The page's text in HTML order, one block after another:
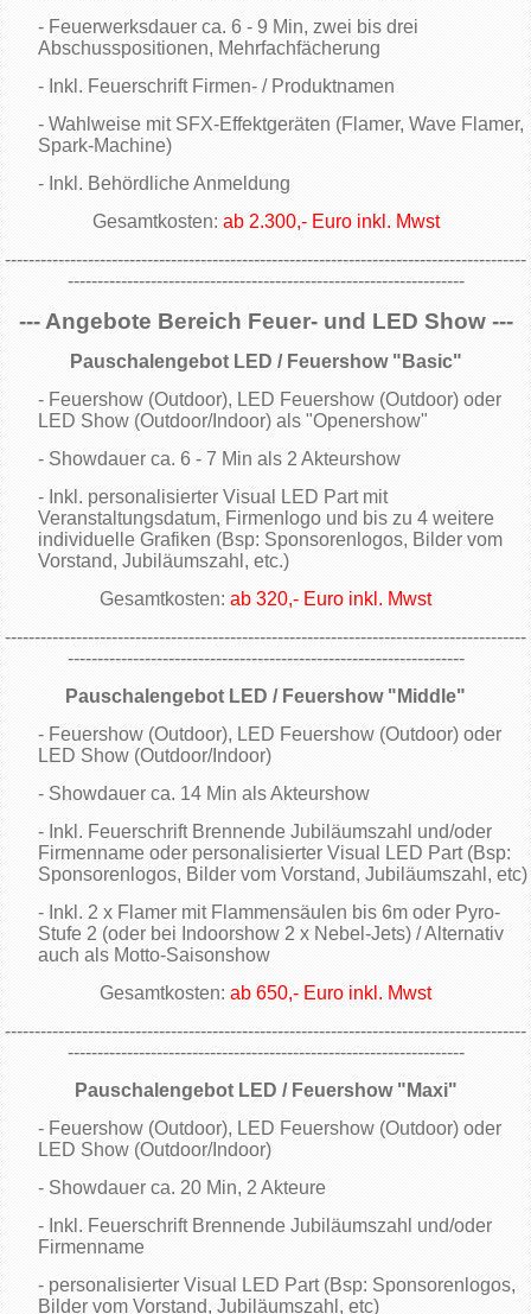
- Feuerwerksdauer ca. 6 - 9 Min, zwei bis drei
Abschusspositionen, Mehrfachfächerung
- Inkl. Feuerschrift Firmen- / Produktnamen
- Wahlweise mit SFX-Effektgeräten (Flamer, Wave Flamer,
Spark-Machine)
- Inkl. Behördliche Anmeldung
Gesamtkosten: ab 2.300,- Euro inkl. Mwst
----------------------------------------------------------------------------------------
-------------------------------------------------------------------
--- Angebote Bereich Feuer- und LED Show ---
Pauschalengebot LED / Feuershow "Basic"
- Feuershow (Outdoor), LED Feuershow (Outdoor) oder
LED Show (Outdoor/Indoor) als "Openershow"
- Showdauer ca. 6 - 7 Min als 2 Akteurshow
- Inkl. personalisierter Visual LED Part mit
Veranstaltungsdatum, Firmenlogo und bis zu 4 weitere
individuelle Grafiken (Bsp: Sponsorenlogos, Bilder vom
Vorstand, Jubiläumszahl, etc.)
Gesamtkosten: ab 320,- Euro inkl. Mwst
----------------------------------------------------------------------------------------
-------------------------------------------------------------------
Pauschalengebot LED / Feuershow "Middle"
- Feuershow (Outdoor), LED Feuershow (Outdoor) oder
LED Show (Outdoor/Indoor)
- Showdauer ca. 14 Min als Akteurshow
- Inkl. Feuerschrift Brennende Jubiläumszahl und/oder
Firmenname oder personalisierter Visual LED Part (Bsp:
Sponsorenlogos, Bilder vom Vorstand, Jubiläumszahl, etc)
- Inkl. 2 x Flamer mit Flammensäulen bis 6m oder Pyro-
Stufe 2 (oder bei Indoorshow 2 x Nebel-Jets) / Alternativ
auch als Motto-Saisonshow
Gesamtkosten: ab 650,- Euro inkl. Mwst
----------------------------------------------------------------------------------------
-------------------------------------------------------------------
Pauschalengebot LED / Feuershow "Maxi"
- Feuershow (Outdoor), LED Feuershow (Outdoor) oder
LED Show (Outdoor/Indoor)
- Showdauer ca. 20 Min, 2 Akteure
- Inkl. Feuerschrift Brennende Jubiläumszahl und/oder
Firmenname
- personalisierter Visual LED Part (Bsp: Sponsorenlogos,
Bilder vom Vorstand, Jubiläumszahl, etc)